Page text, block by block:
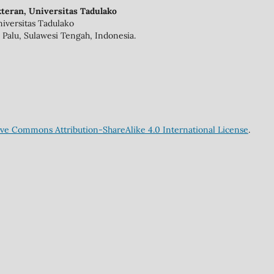
Universitas Tadulako
Tadulako
Sulawesi Tengah, Indonesia.
Commons Attribution-ShareAlike 4.0 International License.